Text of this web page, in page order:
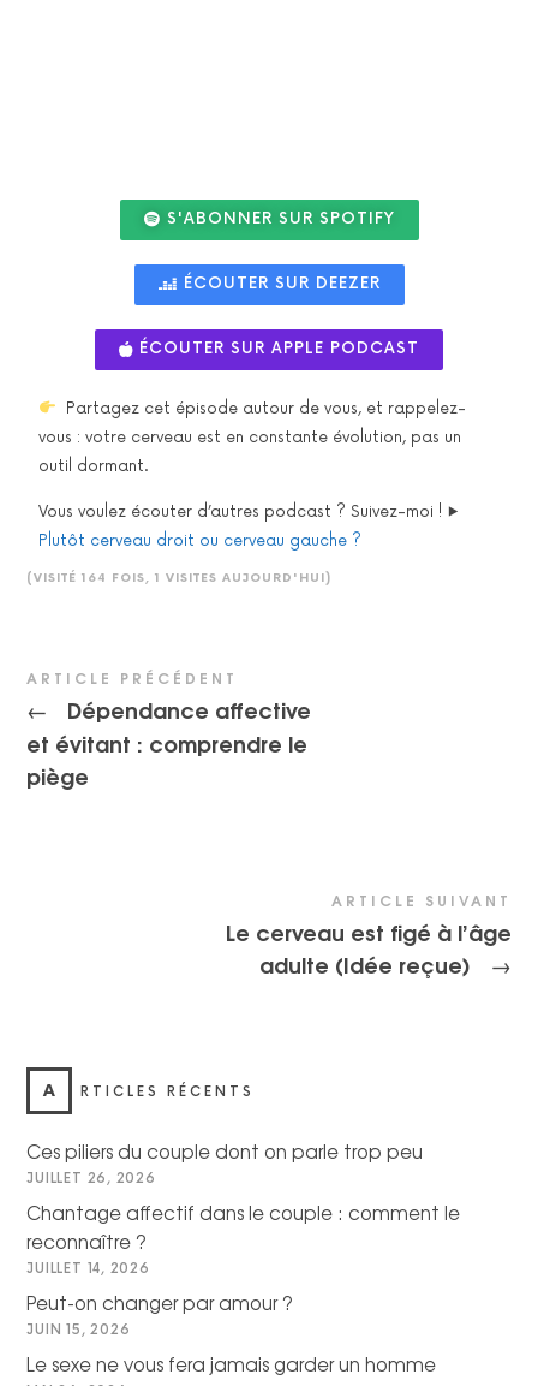
S'ABONNER SUR SPOTIFY
ÉCOUTER SUR DEEZER
ÉCOUTER SUR APPLE PODCAST
Partagez cet épisode autour de vous, et rappelez-
vous : votre cerveau est en constante évolution, pas un
outil dormant.
Vous voulez écouter d’autres podcast ? Suivez-moi ! ⯈
Plutôt cerveau droit ou cerveau gauche ?
(VISITÉ 164 FOIS, 1 VISITES AUJOURD'HUI)
ARTICLE PRÉCÉDENT
←
Dépendance affective
et évitant : comprendre le
piège
ARTICLE SUIVANT
Le cerveau est figé à l’âge
adulte (Idée reçue)
→
A RTICLES RÉCENTS
Ces piliers du couple dont on parle trop peu
JUILLET 26, 2026
Chantage affectif dans le couple : comment le
reconnaître ?
JUILLET 14, 2026
Peut-on changer par amour ?
JUIN 15, 2026
Le sexe ne vous fera jamais garder un homme